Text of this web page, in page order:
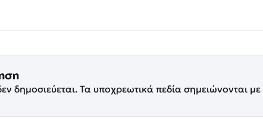
δημοσιεύεται. Τα υποχρεωτικά πεδία σημειώνονται με